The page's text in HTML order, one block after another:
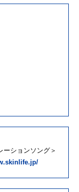
ーションソング＞